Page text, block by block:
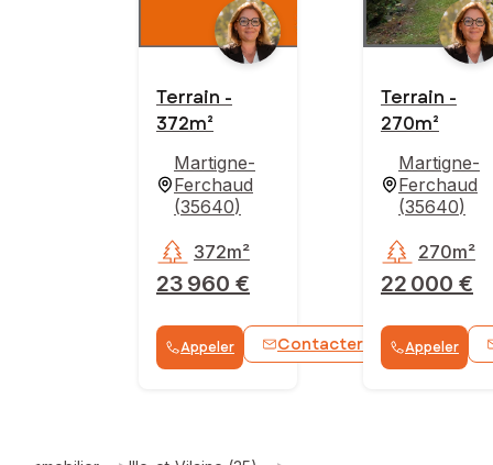
Terrain -
372m²
Martigne-
Ferchaud
(35640)
23 960 €
372m²
Appeler Contacter WhatsApp
Terrain -
270m²
Martigne-
Ferchaud
(35640)
22 000 €
270m²
Appeler